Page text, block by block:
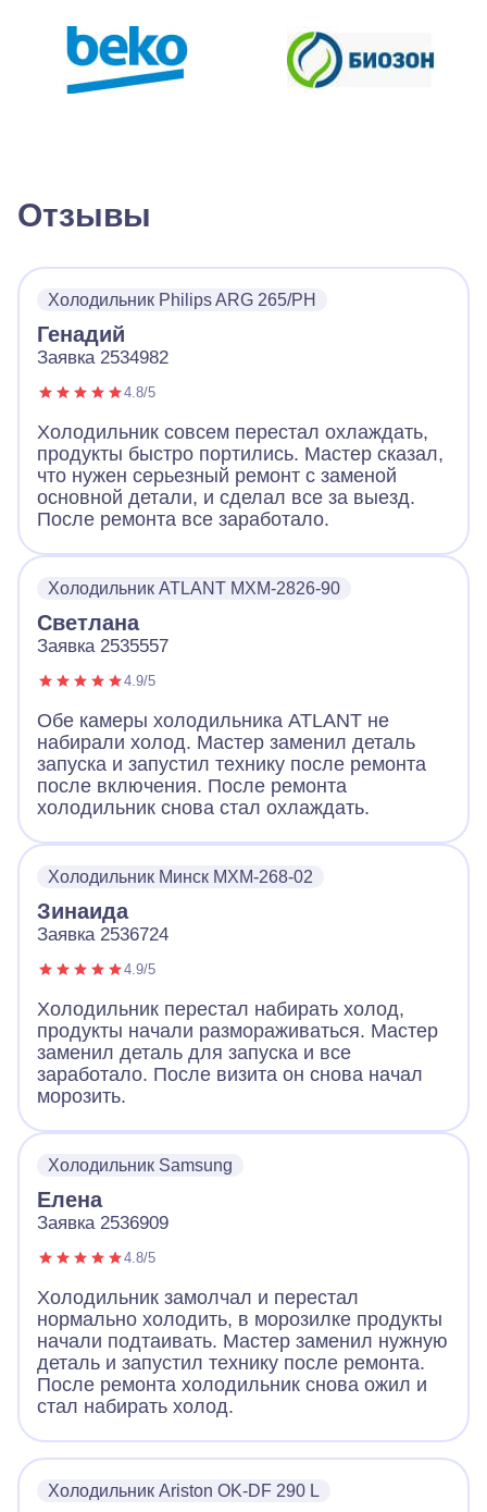
Отзывы
Холодильник Philips ARG 265/PH
Генадий
Заявка 2534982
4.8/5
Холодильник совсем перестал охлаждать,
продукты быстро портились. Мастер сказал,
что нужен серьезный ремонт с заменой
основной детали, и сделал все за выезд.
После ремонта все заработало.
Холодильник ATLANT MXM-2826-90
Светлана
Заявка 2535557
4.9/5
Обе камеры холодильника ATLANT не
набирали холод. Мастер заменил деталь
запуска и запустил технику после ремонта
после включения. После ремонта
холодильник снова стал охлаждать.
Холодильник Минск МХМ-268-02
Зинаида
Заявка 2536724
4.9/5
Холодильник перестал набирать холод,
продукты начали размораживаться. Мастер
заменил деталь для запуска и все
заработало. После визита он снова начал
морозить.
Холодильник Samsung
Елена
Заявка 2536909
4.8/5
Холодильник замолчал и перестал
нормально холодить, в морозилке продукты
начали подтаивать. Мастер заменил нужную
деталь и запустил технику после ремонта.
После ремонта холодильник снова ожил и
стал набирать холод.
Холодильник Ariston OK-DF 290 L